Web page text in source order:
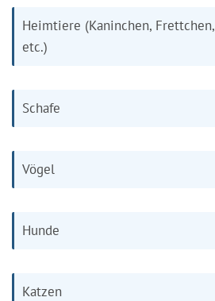
Heimtiere (Kaninchen, Frettchen,
etc.)
Schafe
Vögel
Hunde
Katzen